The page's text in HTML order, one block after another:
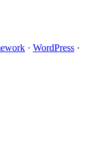
· WordPress ·